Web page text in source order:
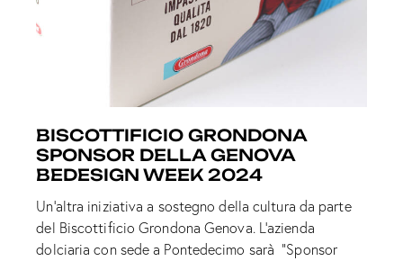
BISCOTTIFICIO GRONDONA
SPONSOR DELLA GENOVA
BEDESIGN WEEK 2024
Un’altra iniziativa a sostegno della cultura da parte
del Biscottificio Grondona Genova. L’azienda
dolciaria con sede a Pontedecimo sarà “Sponsor